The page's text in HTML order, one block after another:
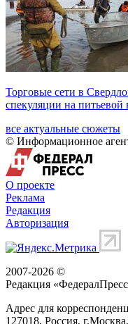
Торговые сети в
спекуляции на питьевой
все актуальные сюжеты
© Информационное
О проекте
Реклама
Редакция
Авторизация
2007-2026 ©
Редакция «ФедералПресс
Адрес для
127018, Россия, г.Москва,